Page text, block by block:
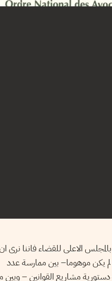
ايام ضد مشروع القانون الاساسي عدد 16/2015المتعلق بالمجلس الاعلى للقضاء فاننا نرى
يكن موهوما– بين ممارسة عدد
مشاريع القوانين – وبين